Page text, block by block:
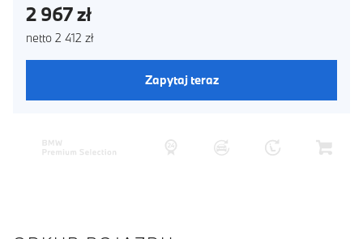
2 967 zł
netto 2 412 zł
Zapytaj teraz